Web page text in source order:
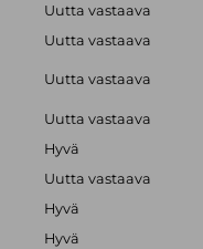
Uutta vastaava
Uutta vastaava
Uutta vastaava
Uutta vastaava
Hyvä
Uutta vastaava
Hyvä
Hyvä